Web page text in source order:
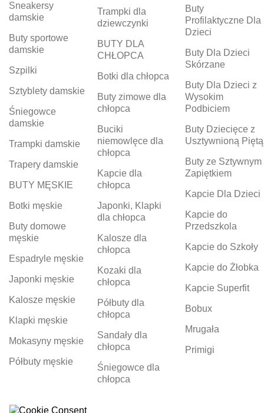
Sneakersy
damskie
Buty sportowe
damskie
Szpilki
Sztyblety damskie
Śniegowce
damskie
Trampki damskie
Trapery damskie
BUTY MĘSKIE
Botki męskie
Buty domowe
męskie
Espadryle męskie
Japonki męskie
Kalosze męskie
Klapki męskie
Mokasyny męskie
Półbuty męskie
Trampki dla
dziewczynki
BUTY DLA
CHŁOPCA
Botki dla chłopca
Buty zimowe dla
chłopca
Buciki
niemowlęce dla
chłopca
Kapcie dla
chłopca
Japonki, Klapki
dla chłopca
Kalosze dla
chłopca
Kozaki dla
chłopca
Półbuty dla
chłopca
Sandały dla
chłopca
Śniegowce dla
chłopca
Buty
Profilaktyczne Dla
Dzieci
Buty Dla Dzieci
Skórzane
Buty Dla Dzieci z
Wysokim
Podbiciem
Buty Dziecięce z
Usztywnioną Piętą
Buty ze Sztywnym
Zapiętkiem
Kapcie Dla Dzieci
Kapcie do
Przedszkola
Kapcie do Szkoły
Kapcie do Żłobka
Kapcie Superfit
Bobux
Mrugała
Primigi